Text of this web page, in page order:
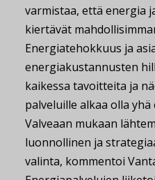
varmistaa, että energia
kiertävät
Energiatehokkuus ja
energiakustannusten
kaikessa tavoitteita ja
palveluille alkaa olla
Valveaan mukaan
luonnollinen ja
valinta, kommentoi